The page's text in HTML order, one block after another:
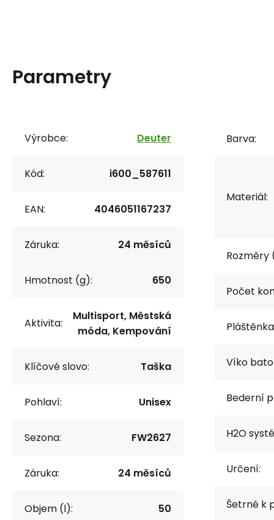
Parametry
Výrobce: Deuter
Kód: i600_587611
EAN: 4046051167237
Záruka: 24 měsíců
Hmotnost (g): 650
Aktivita:
Multisport, Městská
móda, Kempování
Klíčové slovo: Taška
Pohlaví: Unisex
Sezona: FW2627
Záruka: 24 měsíců
Objem (l): 50
Barva:
Materiál:
Rozměry
Počet
Víko
Bederní
H2O
Určení:
Šetrné k